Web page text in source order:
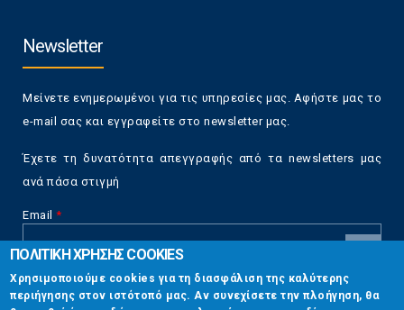
Newsletter
Μείνετε ενημερωμένοι για τις υπηρεσίες μας. Αφήστε μας το
e-mail σας και εγγραφείτε στο newsletter μας.
Έχετε τη δυνατότητα απεγγραφής από τα newsletters μας
ανά πάσα στιγμή
Email *
CAPTCHA
This
Επικοινωνία
ΠΟΛΙΤΙΚΗ ΧΡΗΣΗΣ COOKIES
Χρησιμοποιούμε cookies για τη διασφάλιση της καλύτερης
περιήγησης στον ιστότοπό μας. Αν συνεχίσετε την πλοήγηση, θα